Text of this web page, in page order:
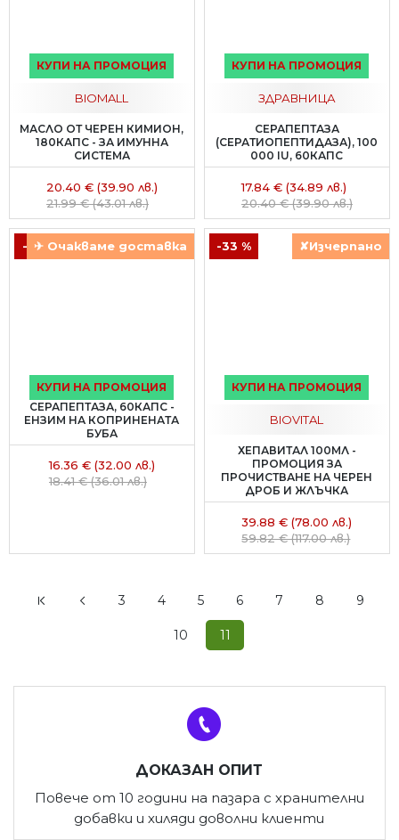
КУПИ НА ПРОМОЦИЯ
BIOMALL
МАСЛО ОТ ЧЕРЕН КИМИОН,
180КАПС - ЗА ИМУННА
СИСТЕМА
20.40 € (39.90 лв.)
21.99 € (43.01 лв.)
КУПИ НА ПРОМОЦИЯ
ЗДРАВНИЦА
СЕРАПЕПТАЗА
(СЕРАТИОПЕПТИДАЗА), 100
000 IU, 60КАПС
17.84 € (34.89 лв.)
20.40 € (39.90 лв.)
КУПИ НА ПРОМОЦИЯ
-11 %
✈ Очакваме доставка
СЕРАПЕПТАЗА, 60КАПС -
ЕНЗИМ НА КОПРИНЕНАТА
БУБА
16.36 € (32.00 лв.)
18.41 € (36.01 лв.)
КУПИ НА ПРОМОЦИЯ
-33 % ✘Изчерпано
BIOVITAL
ХЕПАВИТАЛ 100МЛ -
ПРОМОЦИЯ ЗА
ПРОЧИСТВАНЕ НА ЧЕРЕН
ДРОБ И ЖЛЪЧКА
39.88 € (78.00 лв.)
59.82 € (117.00 лв.)
3 4 5 6 7 8 9
10 11
ДОКАЗАН ОПИТ
Повече от 10 години на пазара с хранителни
добавки и хиляди доволни клиенти